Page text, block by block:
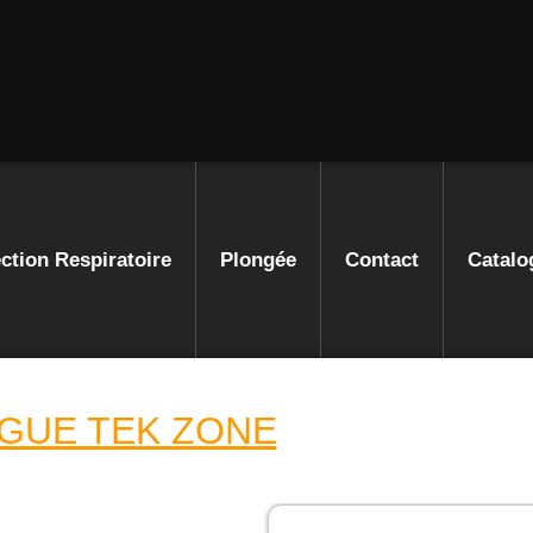
Respiratoire Plongée Contact
TEK ZONE